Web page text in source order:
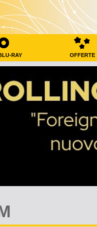
RAY OFFERTE